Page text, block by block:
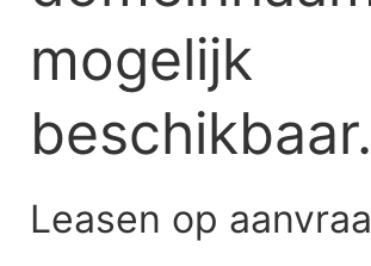
mogelijk
beschikbaar.
Leasen op